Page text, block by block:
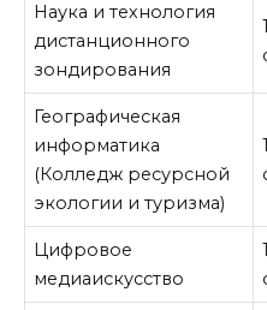
Наука и технология
дистанционного
зондирования
1
Географическая
информатика
(Колледж ресурсной
экологии и туризма)
1
Цифровое
медиаискусство
1